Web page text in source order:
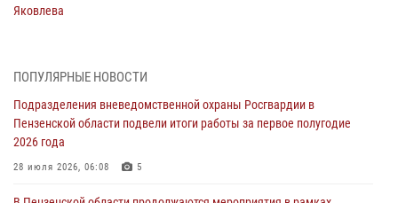
Яковлева
Сотрудники пензенского ОМОН «Страж» познакомили участников
05 августа 2026, 06:15
В Пензе сотрудники Росгвардии оказали помощь
дезориентированному пенсионеру
ПОПУЛЯРНЫЕ НОВОСТИ
Подразделения вневедомственной охраны Росгвардии в
Пензенской области подвели итоги работы за первое полугодие
2026 года
28 июля 2026, 06:08 5